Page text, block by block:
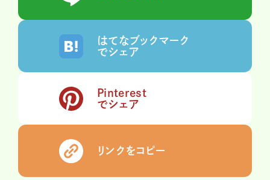
はてなブックマーク
でシェア
Pinterest
でシェア
リンクをコピー